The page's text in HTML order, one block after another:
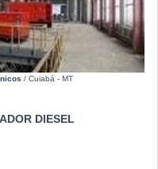
/ Cuiabá - MT
DIESEL